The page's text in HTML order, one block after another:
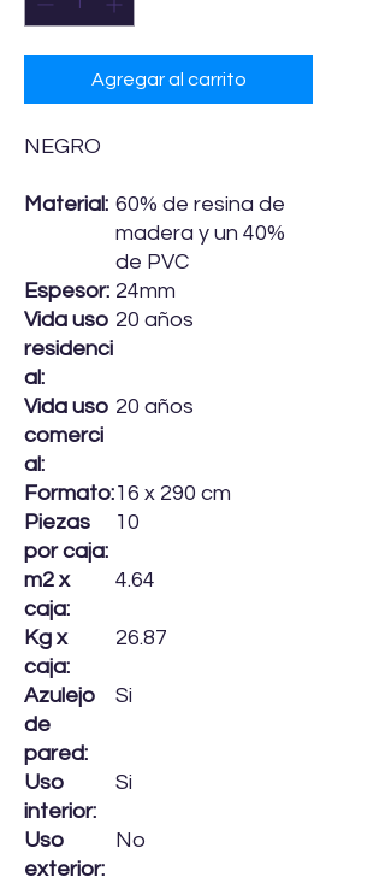
Agregar al carrito
NEGRO
Material: 60% de resina de
madera y un 40%
de PVC
Espesor: 24mm
Vida uso
residenci
al:
20 años
Vida uso
comerci
al:
20 años
Formato:16 x 290 cm
Piezas
por caja:
10
m2 x
caja:
4.64
Kg x
caja:
26.87
Azulejo
de
pared:
Si
Uso
interior:
Si
Uso
exterior:
No